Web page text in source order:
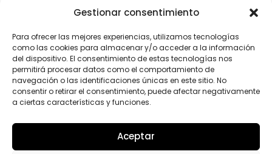
Gestionar consentimiento
Para ofrecer las mejores experiencias, utilizamos tecnologías
como las cookies para almacenar y/o acceder a la información
del dispositivo. El consentimiento de estas tecnologías nos
permitirá procesar datos como el comportamiento de
navegación o las identificaciones únicas en este sitio. No
consentir o retirar el consentimiento, puede afectar negativamente
a ciertas características y funciones.
Aceptar
Y tú, ¿Cómo vas a celebrar
la Nochevieja?